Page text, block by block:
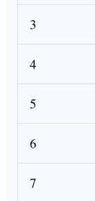
3
4
5
6
7